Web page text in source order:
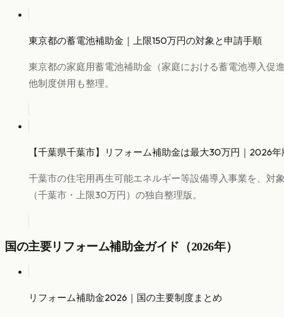
東京都の蓄電池補助金｜上限150万円の対象と申請手順
東京都の家庭用蓄電池補助金（家庭における蓄電池導入促
他制度併用も整理。
【千葉県千葉市】リフォーム補助金は最大30万円｜2026
千葉市の住宅用再生可能エネルギー等設備導入事業を、対
（千葉市・上限30万円）の独自整理版。
国の主要リフォーム補助金ガイド（2026年）
リフォーム補助金2026｜国の主要制度まとめ